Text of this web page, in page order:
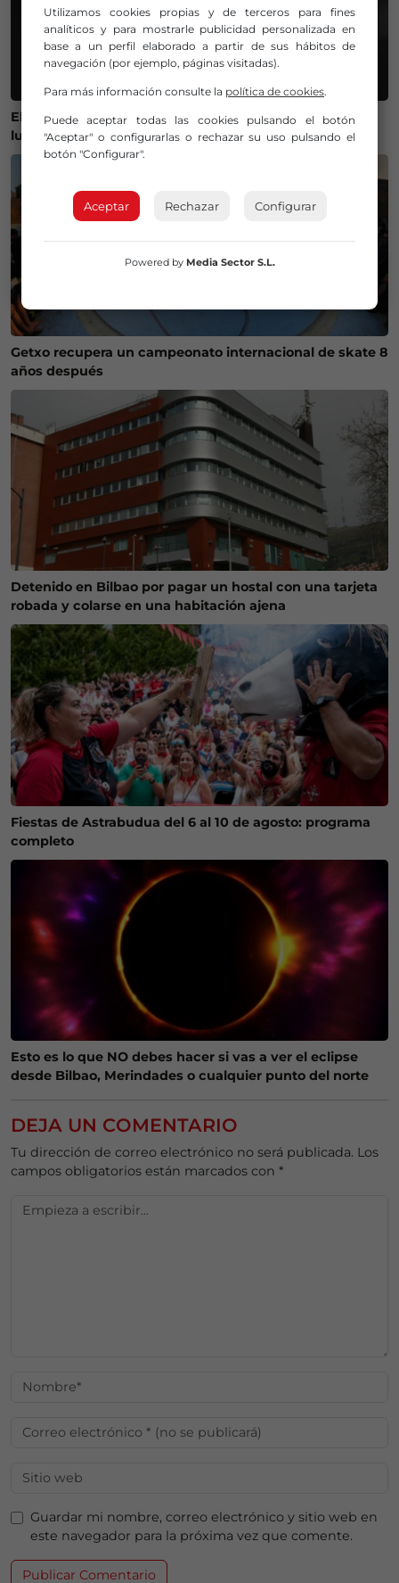
El Gobierno lanza un visor web para encontrar el mejor
lugar donde ver el eclipse solar del 12 de agosto
Getxo recupera un campeonato internacional de skate 8
años después
Detenido en Bilbao por pagar un hostal con una tarjeta
robada y colarse en una habitación ajena
Fiestas de Astrabudua del 6 al 10 de agosto: programa
completo
Esto es lo que NO debes hacer si vas a ver el eclipse
desde Bilbao, Merindades o cualquier punto del norte
DEJA UN COMENTARIO
Tu dirección de correo electrónico no será publicada. Los
campos obligatorios están marcados con *
Guardar mi nombre, correo electrónico y sitio web en
este navegador para la próxima vez que comente.
Utilizamos cookies propias y de terceros para fines
analíticos y para mostrarle publicidad personalizada en
base a un perfil elaborado a partir de sus hábitos de
navegación (por ejemplo, páginas visitadas).
Para más información consulte la política de cookies.
Puede aceptar todas las cookies pulsando el botón
"Aceptar" o configurarlas o rechazar su uso pulsando el
botón "Configurar".
Aceptar Rechazar Configurar
Powered by Media Sector S.L.